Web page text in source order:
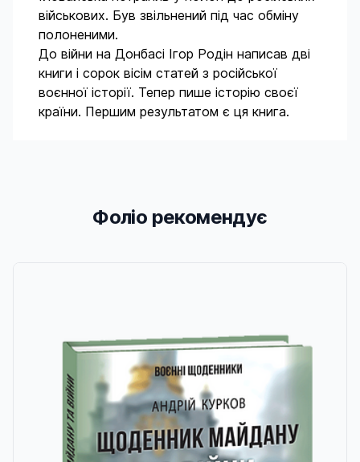
військових. Був звільнений під час обміну
полоненими.
До війни на Донбасі Ігор Родін написав дві
книги і сорок вісім статей з російської
воєнної історії. Тепер пише історію своєї
країни. Першим результатом є ця книга.
Фоліо рекомендує